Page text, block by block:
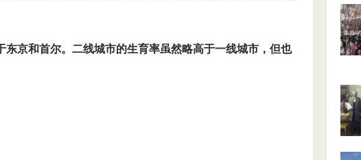
东京和首尔。二线城市的生育率虽然略高于一线城市，但也